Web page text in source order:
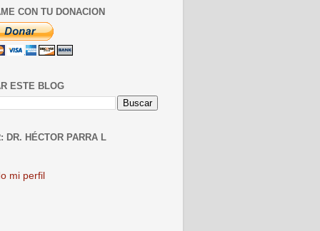
CON TU DONACION
ESTE BLOG
DR. HÉCTOR PARRA L
mi perfil